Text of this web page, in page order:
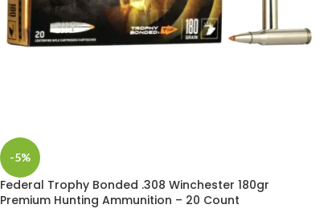
-5%
Federal Trophy Bonded .308 Winchester 180gr
Premium Hunting Ammunition – 20 Count